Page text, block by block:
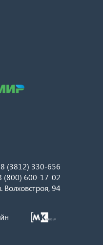
8 (3812) 330-656
(800) 600-17-02
Волховстроя, 94